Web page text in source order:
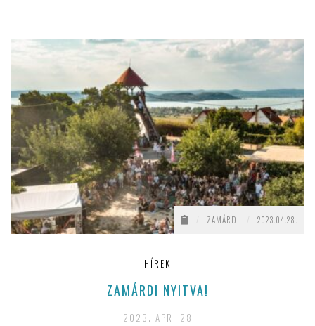
ZAMÁRDI 2023.04.28.
HÍREK
ZAMÁRDI NYITVA!
2023. APR. 28